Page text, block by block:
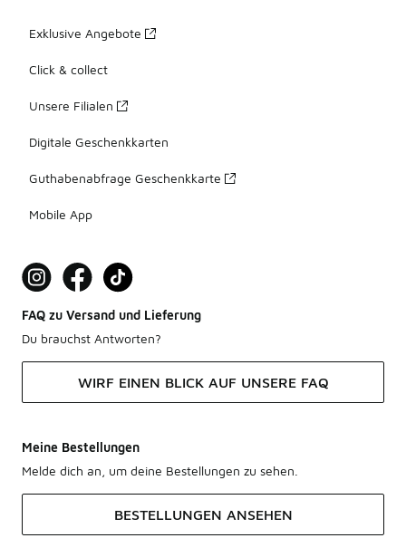
Exklusive Angebote
Click & collect
Unsere Filialen
Digitale Geschenkkarten
Guthabenabfrage Geschenkkarte
Mobile App
FAQ zu Versand und Lieferung
Du brauchst Antworten?
WIRF EINEN BLICK AUF UNSERE FAQ
Meine Bestellungen
Melde dich an, um deine Bestellungen zu sehen.
BESTELLUNGEN ANSEHEN